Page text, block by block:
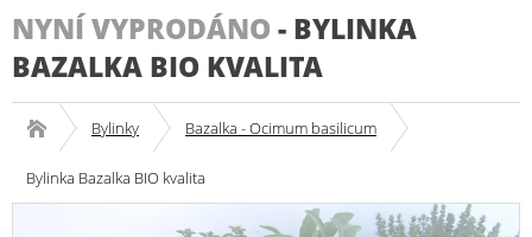
NYNÍ VYPRODÁNO - BYLINKA
BAZALKA BIO KVALITA
Bylinky Bazalka - Ocimum basilicum
Bylinka Bazalka BIO kvalita